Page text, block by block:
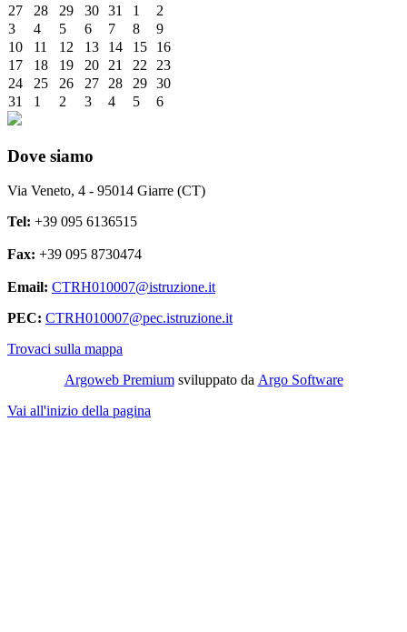
27 28 29 30 31 1
2
3
4 5 6 7 8
9
10
11 12 13 14 15
16
17
18 19 20 21 22
23
24
25 26 27 28 29 30
31
1 2 3 4 5 6
Dove siamo
Via Veneto, 4 - 95014 Giarre (CT)
Tel: +39 095 6136515
Fax: +39 095 8730474
Email: CTRH010007@istruzione.it
PEC: CTRH010007@pec.istruzione.it
Trovaci sulla mappa
Argoweb Premiumsviluppato da Argo Software
Vai all'inizio della pagina